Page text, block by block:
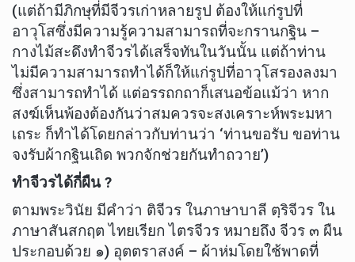
(แต่ถ้ามีภิกษุที่มีจีวรเก่าหลายรูป ต้องให้แก่รูปที่
อาวุโสซึ่งมีความรู้ความสามารถที่จะกรานกฐิน –
กางไม้สะดึงทำจีวรได้เสร็จทันในวันนั้น แต่ถ้าท่าน
ไม่มีความสามารถทำได้ก็ให้แก่รูปที่อาวุโสรองลงมา
ซึ่งสามารถทำได้ แต่อรรถกถาก็เสนอข้อแม้ว่า หาก
สงฆ์เห็นพ้องต้องกันว่าสมควรจะสงเคราะห์พระมหา
เถระ ก็ทำได้โดยกล่าวกับท่านว่า ‘ท่านขอรับ ขอท่าน
จงรับผ้ากฐินเถิด พวกจักช่วยกันทำถวาย’)
ทำจีวรได้กี่ผืน ?
ตามพระวินัย มีคำว่า ติจีวร ในภาษาบาลี ตฺริจีวร ใน
ภาษาสันสกฤต ไทยเรียก ไตรจีวร หมายถึง จีวร ๓ ผืน
ประกอบด้วย ๑) อุตตราสงค์ – ผ้าห่มโดยใช้พาดที่